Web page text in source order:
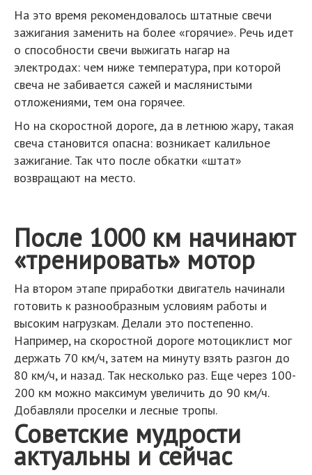
На это время рекомендовалось штатные свечи
зажигания заменить на более «горячие». Речь идет
о способности свечи выжигать нагар на
электродах: чем ниже температура, при которой
свеча не забивается сажей и маслянистыми
отложениями, тем она горячее.
Но на скоростной дороге, да в летнюю жару, такая
свеча становится опасна: возникает калильное
зажигание. Так что после обкатки «штат»
возвращают на место.
После 1000 км начинают
«тренировать» мотор
На втором этапе приработки двигатель начинали
готовить к разнообразным условиям работы и
высоким нагрузкам. Делали это постепенно.
Например, на скоростной дороге мотоциклист мог
держать 70 км/ч, затем на минуту взять разгон до
80 км/ч, и назад. Так несколько раз. Еще через 100-
200 км можно максимум увеличить до 90 км/ч.
Добавляли проселки и лесные тропы.
Советские мудрости
актуальны и сейчас